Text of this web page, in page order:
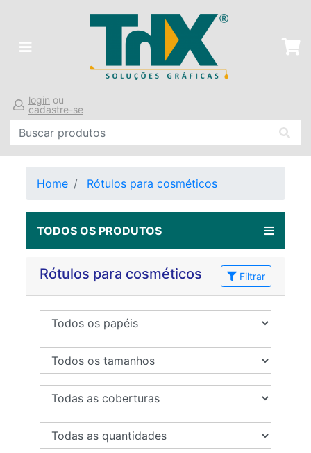
login ou
cadastre-se
Home Rótulos para cosméticos
TODOS OS PRODUTOS
Rótulos para cosméticos Filtrar